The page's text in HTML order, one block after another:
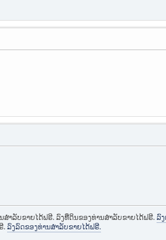
ຳລັບຂາຍໄດ້ຟຣີ. ລົງທີ່ດິນຂອງທ່ານສຳລັບຂາຍໄດ້ຟຣີ.ລົ
.ລົງລົດຂອງທ່ານສຳລັບຂາຍໄດ້ຟຣີ.